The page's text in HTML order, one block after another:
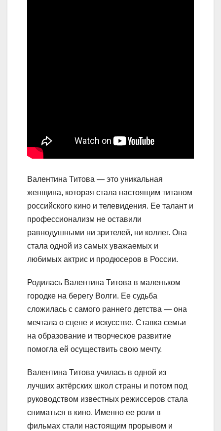
Валентина Титова — это уникальная
женщина, которая стала настоящим титаном
российского кино и телевидения. Ее талант и
профессионализм не оставили
равнодушными ни зрителей, ни коллег. Она
стала одной из самых уважаемых и
любимых актрис и продюсеров в России.
Родилась Валентина Титова в маленьком
городке на берегу Волги. Ее судьба
сложилась с самого раннего детства — она
мечтала о сцене и искусстве. Ставка семьи
на образование и творческое развитие
помогла ей осуществить свою мечту.
Валентина Титова училась в одной из
лучших актёрских школ страны и потом под
руководством известных режиссеров стала
сниматься в кино. Именно ее роли в
фильмах стали настоящим прорывом и